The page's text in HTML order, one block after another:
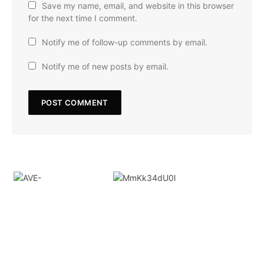
Save my name, email, and website in this browser
for the next time I comment.
Notify me of follow-up comments by email.
Notify me of new posts by email.